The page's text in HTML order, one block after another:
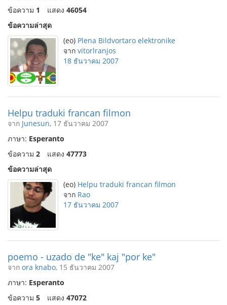
ข้อความ 1 แสดง 46054
ข้อความล่าสุด
(eo) Plena Bildvortaro elektronike
จาก vitorlranjos
18 ธันวาคม 2007
Helpu traduki francan filmon
จาก Junesun, 17 ธันวาคม 2007
ภาษา: Esperanto
ข้อความ 2 แสดง 47773
ข้อความล่าสุด
(eo) Helpu traduki francan filmon
จาก Rao
17 ธันวาคม 2007
poemo - uzado de "ke" kaj "por ke"
จาก ora knabo, 15 ธันวาคม 2007
ภาษา: Esperanto
ข้อความ 5 แสดง 47072